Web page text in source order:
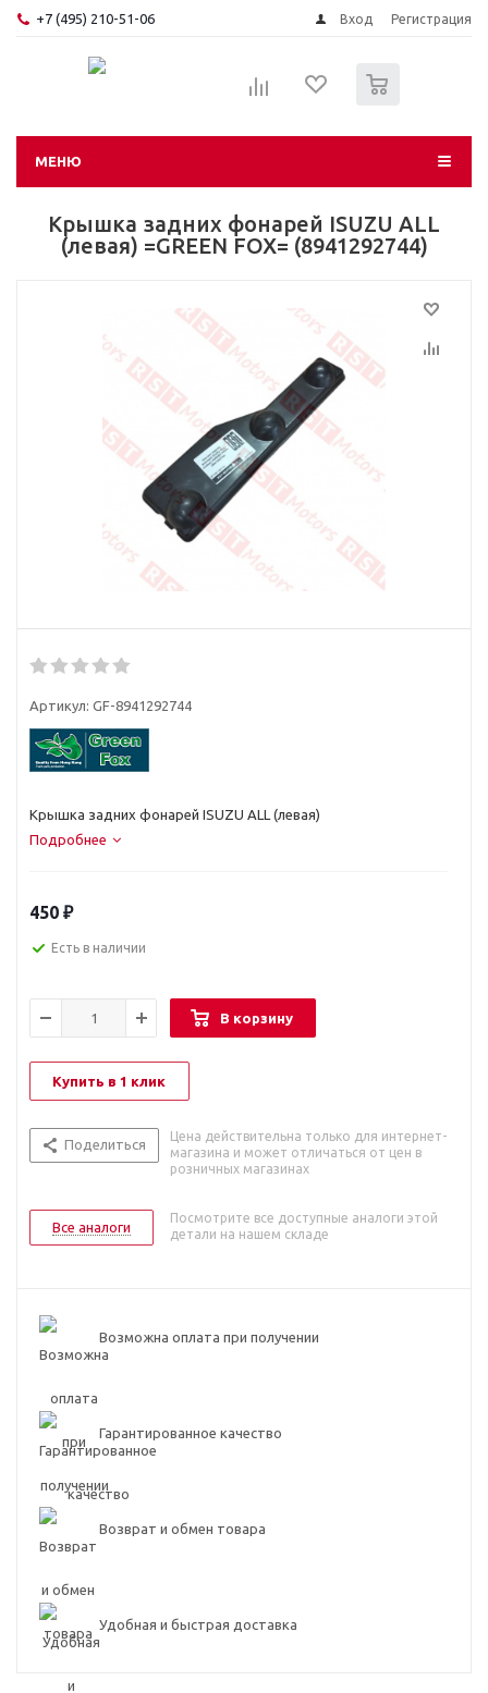
+7 (495) 210-51-06 Вход Регистрация
МЕНЮ
Крышка задних фонарей ISUZU ALL
(левая) =GREEN FOX= (8941292744)
Артикул: GF-8941292744
Крышка задних фонарей ISUZU ALL (левая)
Подробнее
450 ₽
Есть в наличии
В корзину
Купить в 1 клик
Поделиться
Цена действительна только для интернет-
магазина и может отличаться от цен в
розничных магазинах
Все аналоги
Посмотрите все доступные аналоги этой
детали на нашем складе
Возможна оплата при получении
Гарантированное качество
Возврат и обмен товара
Удобная и быстрая доставка